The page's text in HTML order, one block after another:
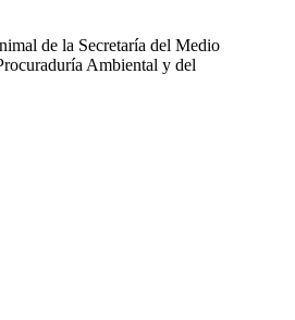
de la Secretaría del Medio
Ambiental y del